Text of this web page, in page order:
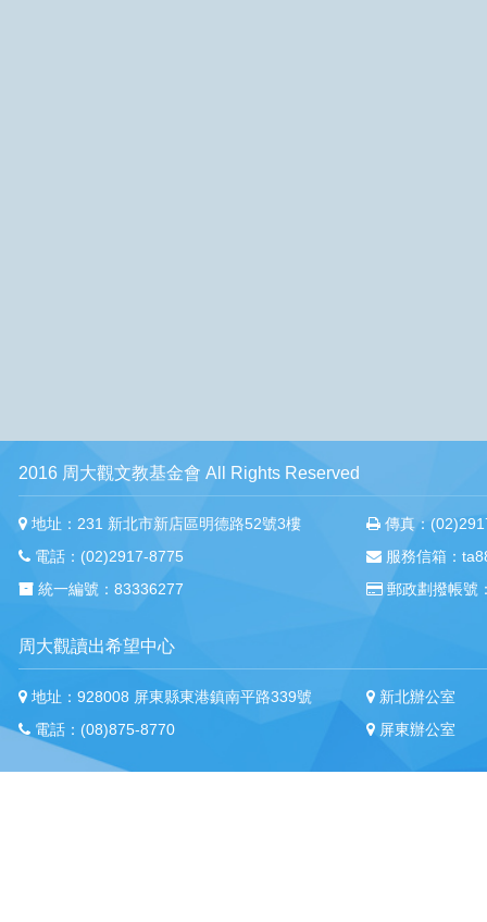
2016 周大觀文教基金會 All Rights Reserved
地址：231 新北市新店區明德路52號3樓
電話：(02)2917-8775
統一編號：83336277
傳真：
服務信箱：
郵政劃撥帳號
周大觀讀出希望中心
地址：928008 屏東縣東港鎮南平路339號
電話：(08)875-8770
新北辦公室
屏東辦公室